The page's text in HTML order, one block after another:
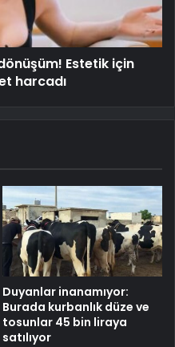
Estetik için
harcadı
Duyanlar inanamıyor:
Burada kurbanlık düze ve
tosunlar 45 bin liraya
satılıyor